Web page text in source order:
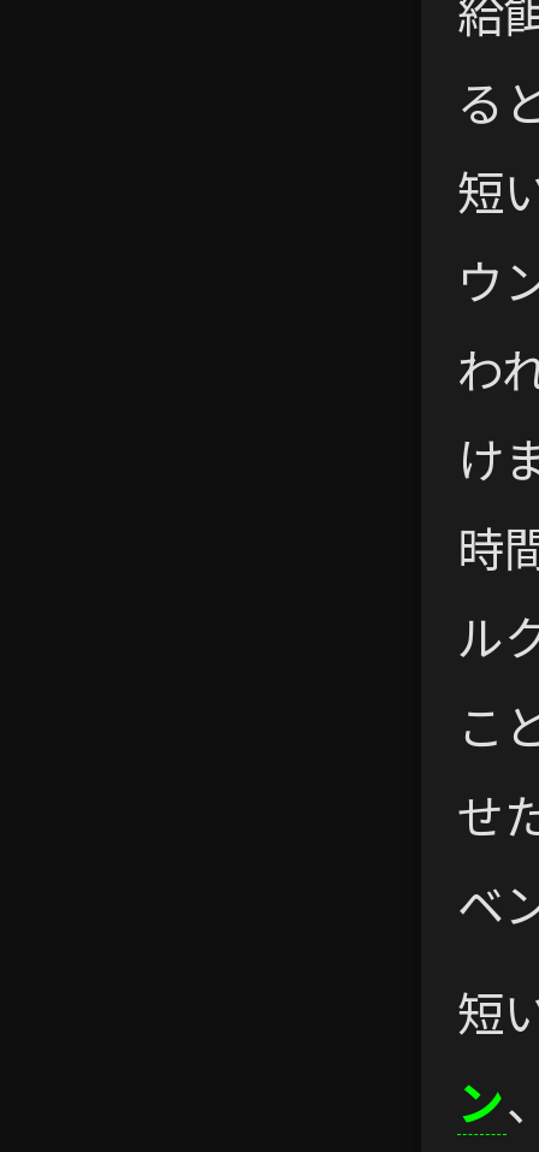
る
短
ウ
わ
け
時
ル
こ
せ
ベ
短
ン